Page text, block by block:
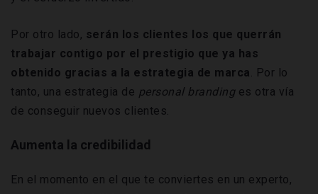
Por otro lado, serán los clientes los que querrán
trabajar contigo por el prestigio que ya has
obtenido gracias a la estrategia de marca. Por lo
tanto, una estrategia de personal brandinges otra vía
de conseguir nuevos clientes.
Aumenta la credibilidad
En el momento en el que te conviertes en un experto,